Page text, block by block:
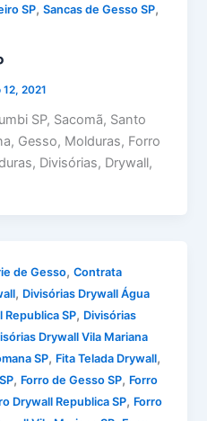
SP,Sancas de Gesso SP,
12, 2021
SP, Sacomã, Santo
Gesso, Molduras, Forro
Divisórias, Drywall,
de Gesso,Contrata
, Divisórias Drywall Água
Republica SP, Divisórias
Drywall Vila Mariana
SP, Fita Telada Drywall,
, Forro de Gesso SP, Forro
Drywall Republica SP, Forro